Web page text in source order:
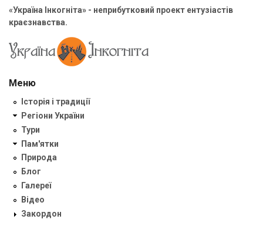
«Україна Інкогніта» - неприбутковий проект ентузіастів
краєзнавства.
Меню
Історія і традиції
Регіони України
Тури
Пам'ятки
Природа
Блог
Галереї
Відео
Закордон